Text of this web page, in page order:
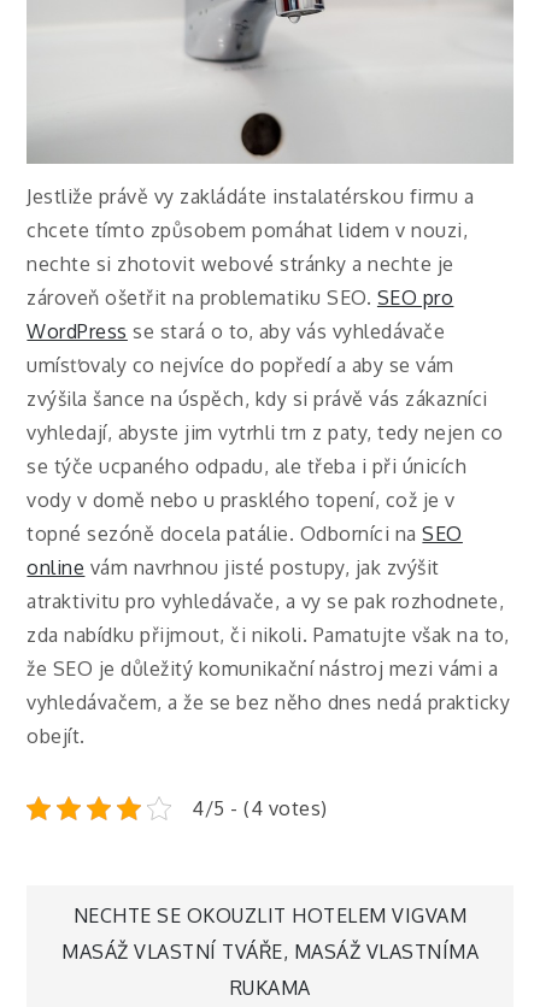
Jestliže právě vy zakládáte instalatérskou firmu a
chcete tímto způsobem pomáhat lidem v nouzi,
nechte si zhotovit webové stránky a nechte je
zároveň ošetřit na problematiku SEO. SEO pro
WordPress se stará o to, aby vás vyhledávače
umísťovaly co nejvíce do popředí a aby se vám
zvýšila šance na úspěch, kdy si právě vás zákazníci
vyhledají, abyste jim vytrhli trn z paty, tedy nejen co
se týče ucpaného odpadu, ale třeba i při únicích
vody v domě nebo u prasklého topení, což je v
topné sezóně docela patálie. Odborníci naSEO
online vám navrhnou jisté postupy, jak zvýšit
atraktivitu pro vyhledávače, a vy se pak rozhodnete,
zda nabídku přijmout, či nikoli. Pamatujte však na to,
že SEO je důležitý komunikační nástroj mezi vámi a
vyhledávačem, a že se bez něho dnes nedá prakticky
obejít.
4/5 - (4 votes)
Navigace
NECHTE SE OKOUZLIT HOTELEM VIGVAM
MASÁŽ VLASTNÍ TVÁŘE, MASÁŽ VLASTNÍMA
RUKAMA